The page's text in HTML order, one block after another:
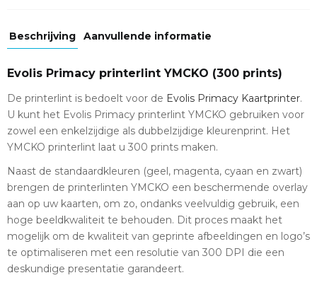
Beschrijving Aanvullende informatie
Evolis Primacy printerlint YMCKO (300 prints)
De printerlint is bedoelt voor de Evolis Primacy Kaartprinter.
U kunt het Evolis Primacy printerlint YMCKO gebruiken voor
zowel een enkelzijdige als dubbelzijdige kleurenprint. Het
YMCKO printerlint laat u 300 prints maken.
Naast de standaardkleuren (geel, magenta, cyaan en zwart)
brengen de printerlinten YMCKO een beschermende overlay
aan op uw kaarten, om zo, ondanks veelvuldig gebruik, een
hoge beeldkwaliteit te behouden. Dit proces maakt het
mogelijk om de kwaliteit van geprinte afbeeldingen en logo’s
te optimaliseren met een resolutie van 300 DPI die een
deskundige presentatie garandeert.